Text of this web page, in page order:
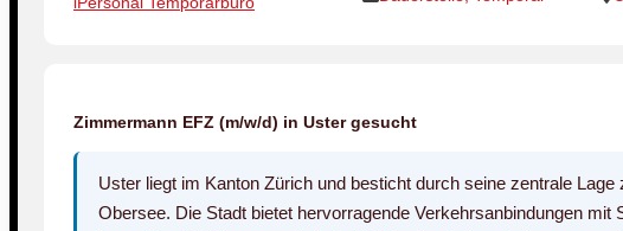
Zimmermann EFZ (m/w/d) in Uster gesucht
Uster liegt im Kanton Zürich und besticht durch seine zentrale
Obersee. Die Stadt bietet hervorragende Verkehrsanbindungen mit